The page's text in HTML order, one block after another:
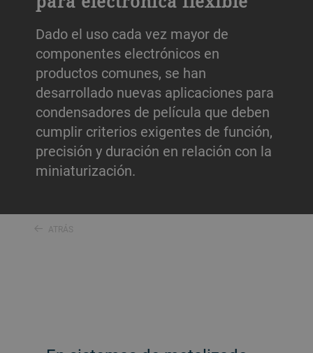
Dado el uso cada vez mayor de
componentes electrónicos en
productos comunes, se han
desarrollado nuevas aplicaciones para
condensadores de película que deben
cumplir criterios exigentes de función,
precisión y duración en relación con la
miniaturización.
ATRÁS